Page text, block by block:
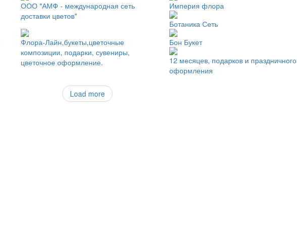
ООО "АМФ - международная сеть
доставки цветов"
Империя флора
Ботаника Сеть
Флора-Лайн,букеты,цветочные
композиции, подарки, сувениры,
цветочное оформление.
Бон Букет
12 месяцев, подарков и праздничного
оформления
Load more